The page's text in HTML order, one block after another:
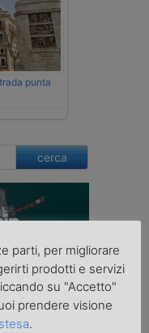
punta
cerca
parti, per migliorare
prodotti e servizi
su "Accetto"
prendere visione
.